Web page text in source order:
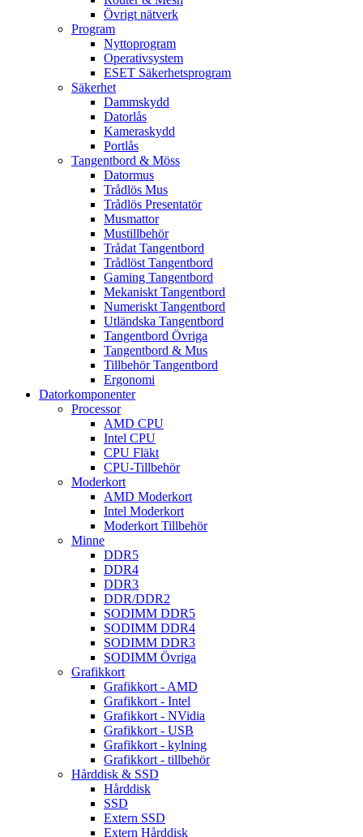
Övrigt nätverk
Program
Nyttoprogram
Operativsystem
ESET Säkerhetsprogram
Säkerhet
Dammskydd
Datorlås
Kameraskydd
Portlås
Tangentbord & Möss
Datormus
Trådlös Mus
Trådlös Presentatör
Musmattor
Mustillbehör
Trådat Tangentbord
Trådlöst Tangentbord
Gaming Tangentbord
Mekaniskt Tangentbord
Numeriskt Tangentbord
Utländska Tangentbord
Tangentbord Övriga
Tangentbord & Mus
Tillbehör Tangentbord
Ergonomi
Datorkomponenter
Processor
AMD CPU
Intel CPU
CPU Fläkt
CPU-Tillbehör
Moderkort
AMD Moderkort
Intel Moderkort
Moderkort Tillbehör
Minne
DDR5
DDR4
DDR3
DDR/DDR2
SODIMM DDR5
SODIMM DDR4
SODIMM DDR3
SODIMM Övriga
Grafikkort
Grafikkort - AMD
Grafikkort - Intel
Grafikkort - NVidia
Grafikkort - USB
Grafikkort - kylning
Grafikkort - tillbehör
Hårddisk & SSD
Hårddisk
SSD
Extern SSD
Extern Hårddisk